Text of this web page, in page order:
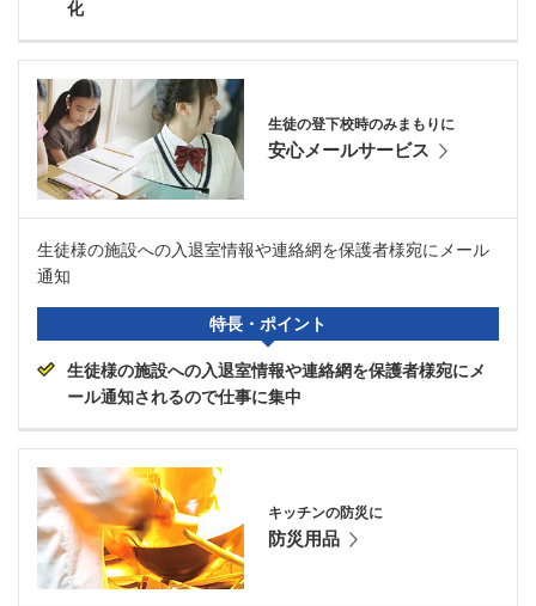
化
生徒の登下校時のみまもりに
安心メールサービス
生徒様の施設への入退室情報や連絡網を保護者様宛にメール
通知
特長・ポイント
生徒様の施設への入退室情報や連絡網を保護者様宛にメ
ール通知されるので仕事に集中
キッチンの防災に
防災用品